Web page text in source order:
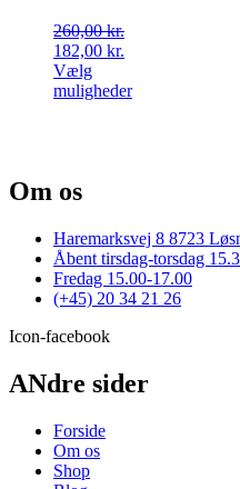
260,00kr.
Den
oprindelige
pris
182,00 kr.
pris
Vælg
mulighederDette
vælges
på
varesiden
Om os
Haremarksvej 8 8723
Åbent tirsdag-torsdag
Fredag 15.00-17.00
(+45) 20 34 21 26
Icon-facebook
ANdre sider
Forside
Om os
Shop